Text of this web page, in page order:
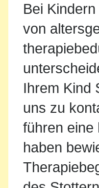
Bei
von
Ihrem Kind
uns zu
führen eine
haben